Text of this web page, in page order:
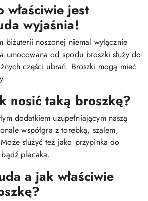
właściwie jest
wyjaśnia!
biżuterii noszonej niemal wyłącznie
umocowana od spodu broszki służy do
części ubrań. Broszki mogą mieć
nosić taką broszkę?
dodatkiem uzupełniającym naszą
współgra z torebką, szalem,
służyć też jako przypinka do
plecaka.
a jak właściwie